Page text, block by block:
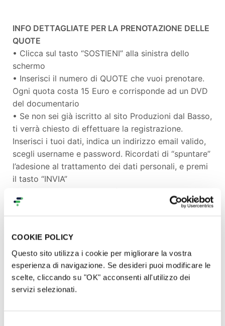
COOKIE POLICY
Questo sito utilizza i cookie per migliorare la vostra
esperienza di navigazione. Se desideri puoi modificare le
scelte, cliccando su "OK" acconsenti all'utilizzo dei
servizi selezionati.
INFO DETTAGLIATE PER LA PRENOTAZIONE DELLE
QUOTE
• Clicca sul tasto “SOSTIENI” alla sinistra dello
schermo
• Inserisci il numero di QUOTE che vuoi prenotare.
Ogni quota costa 15 Euro e corrisponde ad un DVD
del documentario
• Se non sei già iscritto al sito Produzioni dal Basso,
ti verrà chiesto di effettuare la registrazione.
Inserisci i tuoi dati, indica un indirizzo email valido,
scegli username e password. Ricordati di “spuntare”
l’adesione al trattamento dei dati personali, e premi
il tasto “INVIA”
prenotazione delle QUOTE. Fai clic sul link presente
riusciremo a raggiungere 500 quote ti verrà inviata
una mail con le coordinate per pagamento delle tue
quote
• Non appena ricevuti i pagamenti invieremo le
copie del documentario a tutti i sostenitori